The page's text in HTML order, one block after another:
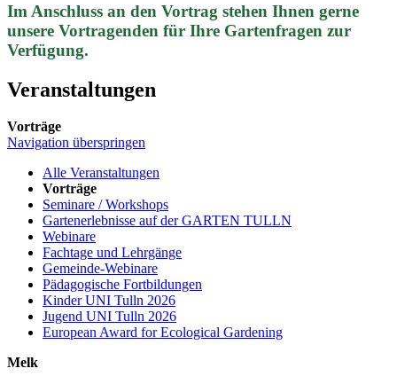
Im Anschluss an den Vortrag stehen Ihnen gerne
unsere Vortragenden für Ihre Gartenfragen zur
Verfügung.
Veranstaltungen
Vorträge
Navigation überspringen
Alle Veranstaltungen
Vorträge
Seminare / Workshops
Gartenerlebnisse auf der GARTEN TULLN
Webinare
Fachtage und Lehrgänge
Gemeinde-Webinare
Pädagogische Fortbildungen
Kinder UNI Tulln 2026
Jugend UNI Tulln 2026
European Award for Ecological Gardening
Melk